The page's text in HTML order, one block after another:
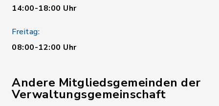
14:00-18:00 Uhr
Freitag:
08:00-12:00 Uhr
Andere Mitgliedsgemeinden der
Verwaltungsgemeinschaft